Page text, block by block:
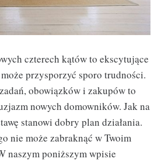
czterech kątów to ekscytujące
przysporzyć sporo trudności.
obowiązków i zakupów to
nowych domowników. Jak na
stanowi dobry plan działania.
nie może zabraknąć w Twoim
naszym poniższym wpisie